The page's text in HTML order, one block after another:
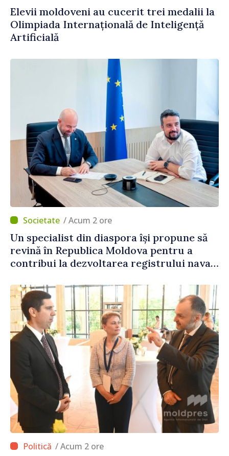
Elevii moldoveni au cucerit trei medalii la
Olimpiada Internațională de Inteligență
Artificială
/ Acum 2 ore
Un specialist din diaspora își propune să
revină în Republica Moldova pentru a
contribui la dezvoltarea registrului naval
/ Acum 2 ore